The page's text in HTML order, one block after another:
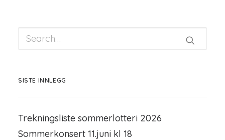
SISTE INNLEGG
Trekningsliste sommerlotteri 2026
Sommerkonsert 11.juni kl 18